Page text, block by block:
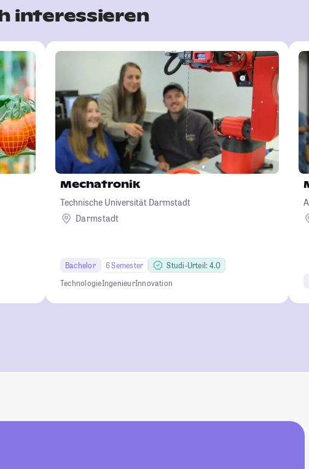
interessieren
Mechatronik
Technische Universität Darmstadt
Darmstadt
Bachelor 6 Semester
Studi-Urteil: 4.0
TechnologieIngenieurInnovation